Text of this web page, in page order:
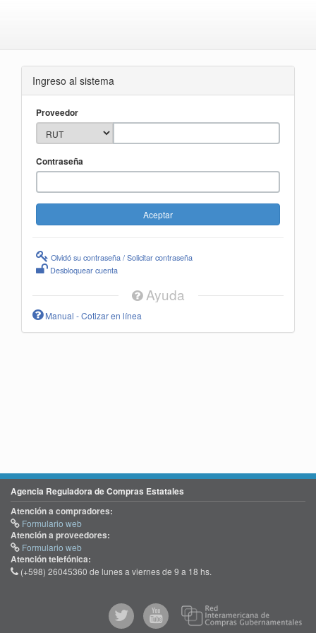
Ingreso al sistema
Proveedor
Contraseña
Olvidó su contraseña / Solicitar contraseña
Desbloquear cuenta
Ayuda
Manual - Cotizar en línea
Agencia Reguladora de Compras Estatales
Atención a compradores:
Formulario web
Atención a proveedores:
Formulario web
Atención telefónica:
(+598) 26045360 de lunes a viernes de 9 a 18 hs.
@comprasgubuy
ACCE